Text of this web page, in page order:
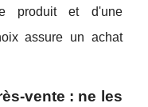
produit et d'une
assure un achat
vente : ne les